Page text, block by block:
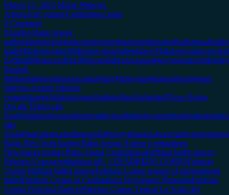
March 23, 2023 Miron Manega
ArhivaArte vizualeCertitudinea print
0 Comment
#Andrei Ratiu Senior
author#andreirațiu#autorandreirațiu#autorandreiratiu#ballerinas#ballet
male#fabriziocoppo#fabriziocoppoballetdancer#fabriziocoppocaserta
Zeffirelli#francozeffirelli#geniusfabriziocoppo#goyomontero
#napoli
#primobalerinofabriziocoppo#italy#jirikylian#manuellegris#mari
balerini ai lumii fabrizio
coppo#masterfabriziocoppo#milano#nachodurato#Novo Regio
Ducale Teatro alla
Scala#omniartecaserta#operadinvienafabriziocoppo
alla
Scala#teatrulsancarlodinnapoli#theroyalpalaceofcaserta
Rațiu New YorkAndrei Ratiu Senior Author Certitudinea
NewspaperAndrei Ratiu Ziarul CertitudineaBrilliant ballet dancer
Fabrizio Coppocertitudinea nR. 133FABRIZIO COPPOFabrizio
Coppo brilliant ballet dancerFabrizio Coppo genius of international
balletFabrizio Coppo in Certitudinea Newspaper RomaniaFabrizio
Coppo Principal DancerFabrizio Coppo Teatrul La Scala din